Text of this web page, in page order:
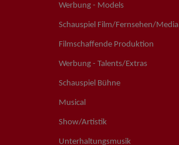
Werbung - Models
Schauspiel Film/Fernsehen/Media
Filmschaffende Produktion
Werbung - Talents/Extras
Schauspiel Bühne
Musical
Show/Artistik
Unterhaltungsmusik